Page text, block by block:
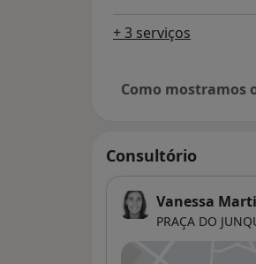
+ 3 serviços
Como mostramos
Consultório
Vanessa
PRAÇA DO